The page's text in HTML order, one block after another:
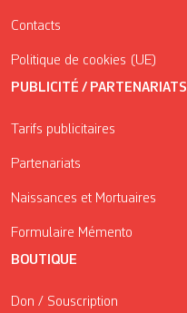
Contacts
Politique de cookies (UE)
PUBLICITÉ / PARTENARIATS
Tarifs publicitaires
Partenariats
Naissances et Mortuaires
Formulaire Mémento
BOUTIQUE
Don / Souscription